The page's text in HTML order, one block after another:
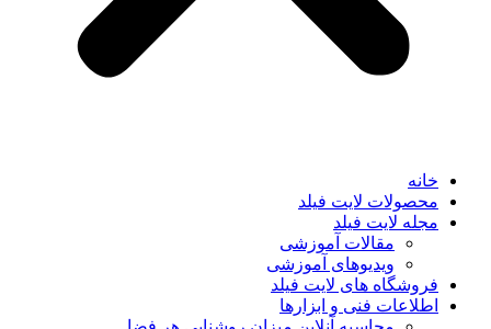
خانه
محصولات لایت فیلد
مجله لایت فیلد
مقالات آموزشی
ویدیوهای آموزشی
فروشگاه های لایت فیلد
اطلاعات فنی و ابزارها